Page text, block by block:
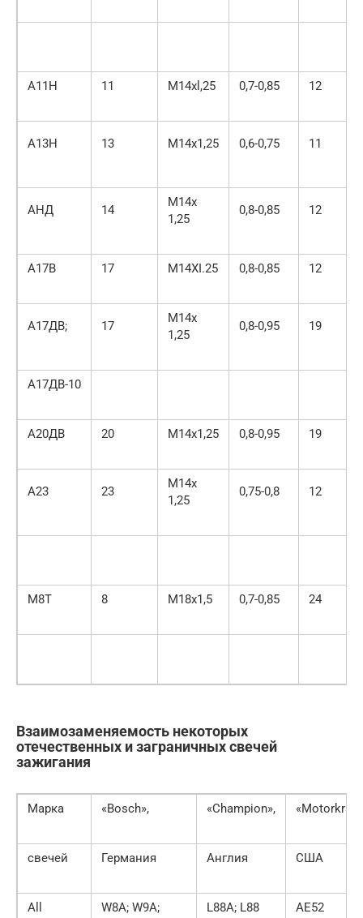
А11Н 11 M14xl,25 0,7-0,85 12
А13Н 13 М14х1,25 0,6-0,75 11
АНД 14
М14х
1,25
0,8-0,85 12
А17В 17 М14ХІ.25 0,8-0,85 12
А17ДВ; 17
М14х
1,25
0,8-0,95 19
А17ДВ-10
А20ДВ 20 М14х1,25 0,8-0,95 19
А23 23
М14х
1,25
0,75-0,8 12
М8Т 8 М18х1,5 0,7-0,85 24
Взаимозаменяемость некоторых
отечественных и заграничных свечей
зажигания
Марка «Bosch», «Champion»,
свечей Германия Англия США
All W8A; W9A; L88A; L88 AE52